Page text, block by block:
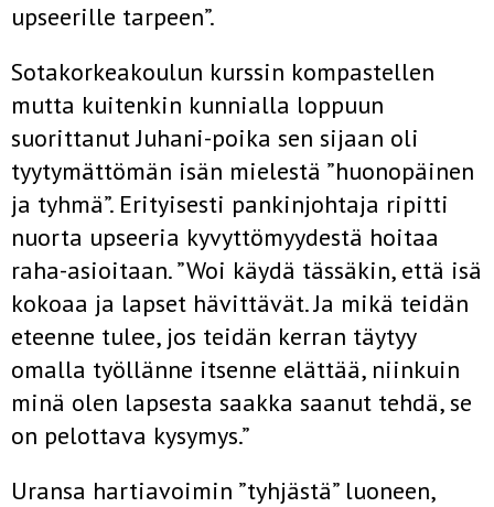
upseerille tarpeen”.
Sotakorkeakoulun kurssin kompastellen
mutta kuitenkin kunnialla loppuun
suorittanut Juhani-poika sen sijaan oli
tyytymättömän isän mielestä ”huonopäinen
ja tyhmä”. Erityisesti pankinjohtaja ripitti
nuorta upseeria kyvyttömyydestä hoitaa
raha-asioitaan. ”Woi käydä tässäkin, että isä
kokoaa ja lapset hävittävät. Ja mikä teidän
eteenne tulee, jos teidän kerran täytyy
omalla työllänne itsenne elättää, niinkuin
minä olen lapsesta saakka saanut tehdä, se
on pelottava kysymys.”
Uransa hartiavoimin ”tyhjästä” luoneen,